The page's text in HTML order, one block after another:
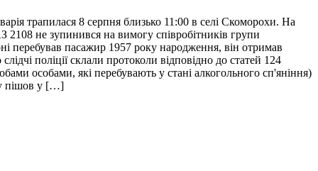
трапилася 8 серпня близько 11:00 в селі Скоморохи. На
2108 не зупинився на вимогу співробітників групи
перебував пасажир 1957 року народження, він отримав
поліції склали протоколи відповідно до статей 124
особами, які перебувають у стані алкогольного сп'яніння)
пішов у […]